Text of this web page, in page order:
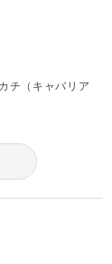
チ（キャバリア